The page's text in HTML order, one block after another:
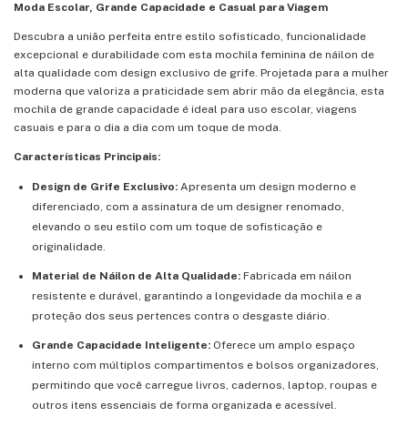
Moda Escolar, Grande Capacidade e Casual para Viagem
Descubra a união perfeita entre estilo sofisticado, funcionalidade
excepcional e durabilidade com esta mochila feminina de náilon de
alta qualidade com design exclusivo de grife. Projetada para a mulher
moderna que valoriza a praticidade sem abrir mão da elegância, esta
mochila de grande capacidade é ideal para uso escolar, viagens
casuais e para o dia a dia com um toque de moda.
Características Principais:
Design de Grife Exclusivo: Apresenta um design moderno e
diferenciado, com a assinatura de um designer renomado,
elevando o seu estilo com um toque de sofisticação e
originalidade.
Material de Náilon de Alta Qualidade: Fabricada em náilon
resistente e durável, garantindo a longevidade da mochila e a
proteção dos seus pertences contra o desgaste diário.
Grande Capacidade Inteligente: Oferece um amplo espaço
interno com múltiplos compartimentos e bolsos organizadores,
permitindo que você carregue livros, cadernos, laptop, roupas e
outros itens essenciais de forma organizada e acessível.